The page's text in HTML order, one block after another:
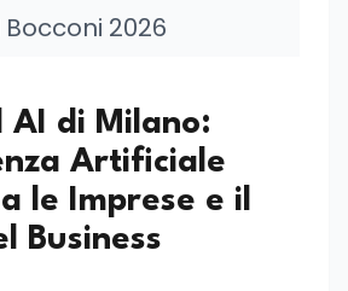
Bocconi 2026
AI di Milano:
Artificiale
le Imprese e il
Business